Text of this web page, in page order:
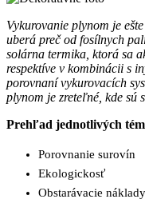
Vykurovanie plynom je
uberá preč od fosílnych
solárna termika, ktorá sa
respektíve v kombinácii s
porovnaní vykurovacích
plynom je zreteľné, kde sú
Prehľad jednotlivých
Porovnanie surovín
Ekologickosť
Obstarávacie náklady